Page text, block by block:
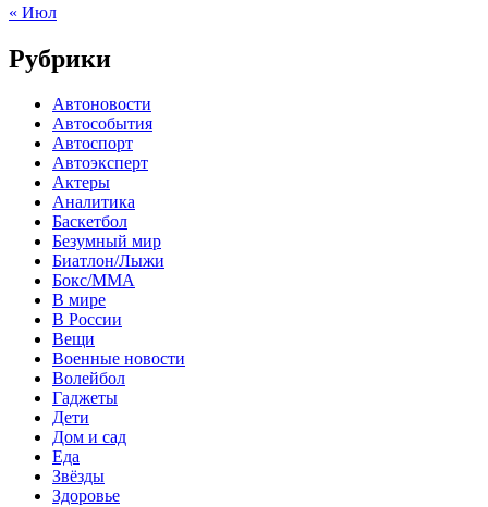
« Июл
Рубрики
Автоновости
Автособытия
Автоспорт
Автоэксперт
Актеры
Аналитика
Баскетбол
Безумный мир
Биатлон/Лыжи
Бокс/MMA
В мире
В России
Вещи
Военные новости
Волейбол
Гаджеты
Дети
Дом и сад
Еда
Звёзды
Здоровье